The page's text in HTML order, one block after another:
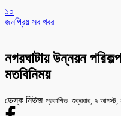
১০
জনপ্রিয় সব খবর
নগরঘাটায় উন্নয়ন
মতবিনিময়
ডেস্ক নিউজ প্রকাশিত: শুক্রবার, ৭ আগস্ট,